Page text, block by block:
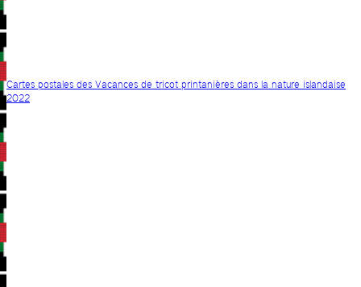
Cartes postales des Vacances de tricot printanières dans la nature islandaise
2022